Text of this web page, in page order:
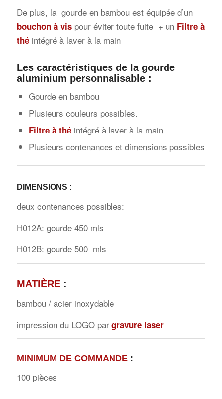
De plus, la gourde en bambou est équipée d’un
bouchon à vispour éviter toute fuite + un Filtre à
théintégré à laver à la main
Les caractéristiques de la gourde
aluminium personnalisable :
Gourde en bambou
Plusieurs couleurs possibles.
Filtre à théintégré à laver à la main
Plusieurs contenances et dimensions possibles
DIMENSIONS :
deux contenances possibles:
H012A: gourde 450 mls
H012B: gourde 500 mls
MATIÈRE:
bambou / acier inoxydable
impression du LOGO par gravure laser
MINIMUM DE COMMANDE:
100 pièces